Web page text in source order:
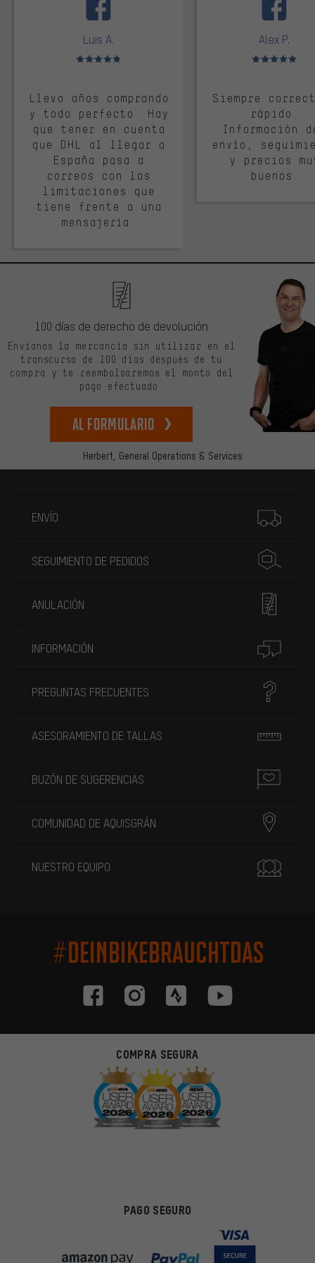
Luis A.
Valoración media: 5 de 5
Llevo años comprando
y todo perfecto. Hay
que tener en cuenta
que DHL al llegar a
España pasa a
correos con las
limitaciones que
tiene frente a una
mensajería.
Alex P.
Valoración
Siempre
rápido.
Información
envío,
y precios
buenos.
Herbert, General Operations & Services
100 días de derecho de devolución
Envíanos la mercancía sin utilizar en el
transcurso de 100 días después de tu
compra y te reembolsaremos el monto del
pago efectuado.
Al formulario
ENVÍO
SEGUIMIENTO DE PEDIDOS
ANULACIÓN
INFORMACIÓN
PREGUNTAS FRECUENTES
ASESORAMIENTO DE TALLAS
BUZÓN DE SUGERENCIAS
COMUNIDAD DE AQUISGRÁN
NUESTRO EQUIPO
#DEINBIKEBRAUCHTDAS
COMPRA SEGURA
PAGO SEGURO